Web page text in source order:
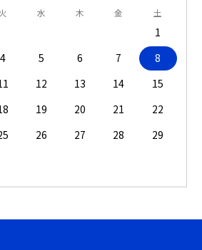
火 水 木 金 土
1
4 5 6 7
8
12 13 14
15
19 20 21
22
26 27 28
29